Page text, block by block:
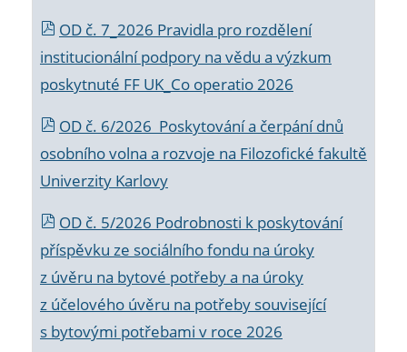
OD č. 7_2026 Pravidla pro rozdělení
institucionální podpory na vědu a výzkum
poskytnuté FF UK_Co operatio 2026
OD č. 6/2026 Poskytování a čerpání dnů
osobního volna a rozvoje na Filozofické fakultě
Univerzity Karlovy
OD č. 5/2026 Podrobnosti k poskytování
příspěvku ze sociálního fondu na úroky
z úvěru na bytové potřeby a na úroky
z účelového úvěru na potřeby související
s bytovými potřebami v roce 2026